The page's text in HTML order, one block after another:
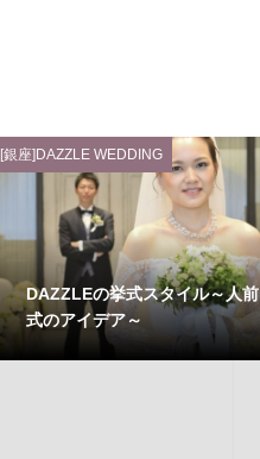
[銀座]DAZZLE WEDDING
DAZZLEの挙式スタイル～人前
式のアイデア～